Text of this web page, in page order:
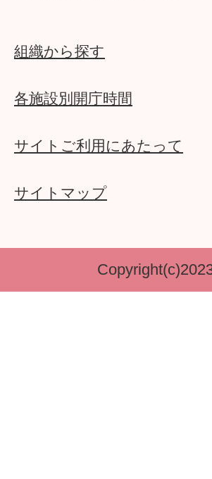
組織から探す
各施設別開庁時間
サイトご利用にあたって
サイトマップ